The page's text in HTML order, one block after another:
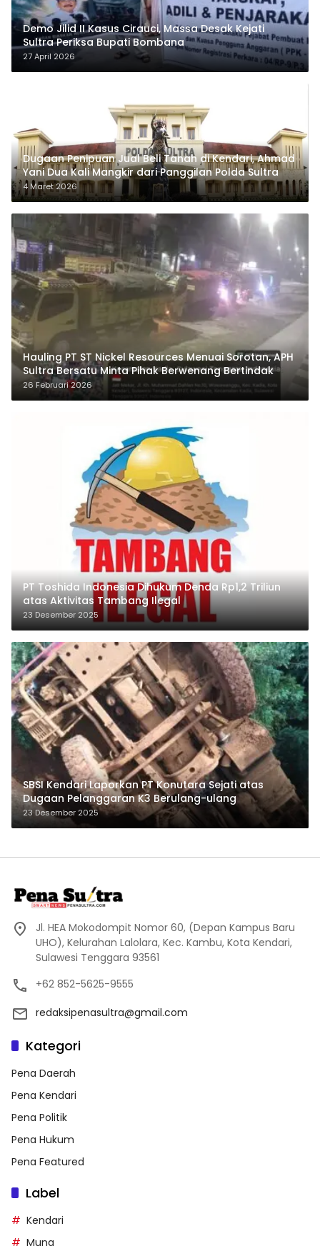
Demo Jilid II Kasus Cirauci, Massa Desak Kejati
Sultra Periksa Bupati Bombana
27 April 2026
Dugaan Penipuan Jual Beli Tanah di Kendari, Ahmad
Yani Dua Kali Mangkir dari Panggilan Polda Sultra
4 Maret 2026
Hauling PT ST Nickel Resources Menuai Sorotan, APH
Sultra Bersatu Minta Pihak Berwenang Bertindak
26 Februari 2026
PT Toshida Indonesia Dihukum Denda Rp1,2 Triliun
atas Aktivitas Tambang Ilegal
23 Desember 2025
SBSI Kendari Laporkan PT Konutara Sejati atas
Dugaan Pelanggaran K3 Berulang-ulang
23 Desember 2025
Jl. HEA Mokodompit Nomor 60, (Depan Kampus Baru
UHO), Kelurahan Lalolara, Kec. Kambu, Kota Kendari,
Sulawesi Tenggara 93561
+62 852-5625-9555
redaksipenasultra@gmail.com
Kategori
Pena Daerah
Pena Kendari
Pena Politik
Pena Hukum
Pena Featured
Label
Kendari
Muna